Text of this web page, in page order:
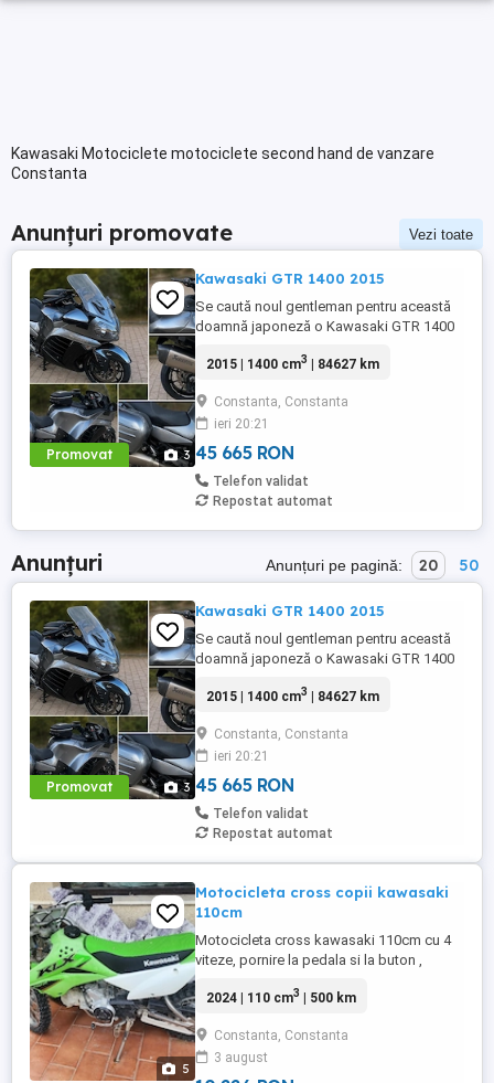
Kawasaki Motociclete motociclete second hand de vanzare
Constanta
Anunțuri promovate Vezi toate
Promovat 3
Kawasaki GTR 1400 2015
Se caută noul gentleman pentru această
doamnă japoneză o Kawasaki GTR 1400
kilometrii. A fost răsfățată, întreținută la
cuiva care va avea grijă de ea așa cum am
făcut-o și eu. Restul îl va convinge ea la
prima cheie. Vă ...
2015 | 1400 cm3 | 84627 km
Constanta, Constanta
ieri 20:21
45 665 RON
Telefon validat
Repostat automat
Anunțuri Anunțuri pe pagină: 20 50
Promovat 3
Kawasaki GTR 1400 2015
Se caută noul gentleman pentru această
doamnă japoneză o Kawasaki GTR 1400
kilometrii. A fost răsfățată, întreținută la
cuiva care va avea grijă de ea așa cum am
făcut-o și eu. Restul îl va convinge ea la
prima cheie. Vă ...
2015 | 1400 cm3 | 84627 km
Constanta, Constanta
ieri 20:21
45 665 RON
Telefon validat
Repostat automat
5
Motocicleta cross copii kawasaki
110cm
Motocicleta cross kawasaki 110cm cu 4
viteze, pornire la pedala si la buton ,
estbike folosita foarte putin. Pretabila
2024 | 110 cm3 | 500 km
Constanta, Constanta
3 august